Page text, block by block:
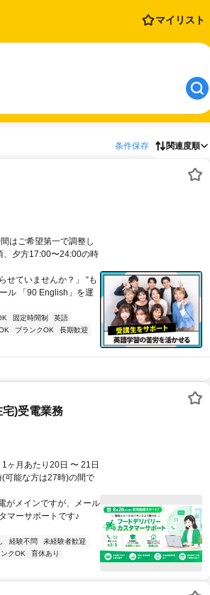
マイリスト
条件保存 関連度順
はご希望第一で調整し
、夕方17:00〜24:00の時
せていませんか？」 “も
ル 「90 English」を運
固定時間制
英語
ブランクOK
長期歓迎
)受電業務
ヶ月あたり20日 〜 21日
可能な方は27時)の間で
メインですが、メール
マーサポートです♪
経験不問
未経験者歓迎
クOK
育休あり